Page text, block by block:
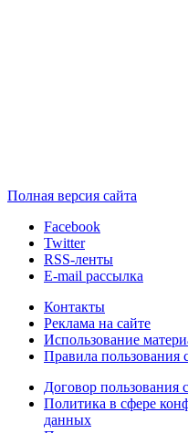
Полная версия сайта
Facebook
Twitter
RSS-ленты
E-mail рассылка
Контакты
Реклама на сайте
Использование
Правила пользования
Договор пользования
Политика в сфере
данных